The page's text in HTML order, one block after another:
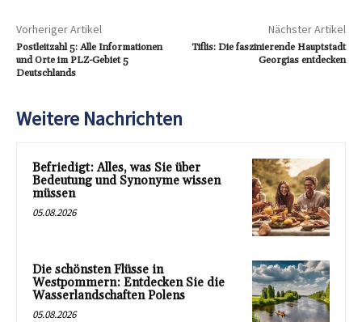
Vorheriger Artikel
Postleitzahl 5: Alle Informationen
und Orte im PLZ-Gebiet 5
Deutschlands
Nächster Artikel
Tiflis: Die faszinierende Hauptstadt
Georgias entdecken
Weitere Nachrichten
Befriedigt: Alles, was Sie über
Bedeutung und Synonyme wissen
müssen
05.08.2026
Die schönsten Flüsse in
Westpommern: Entdecken Sie die
Wasserlandschaften Polens
05.08.2026